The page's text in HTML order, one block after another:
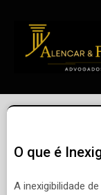
O que é
A inexigibilidade